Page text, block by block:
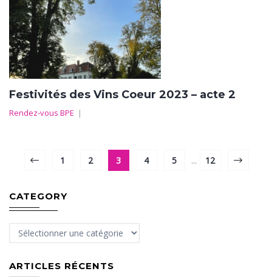
Festivités des Vins Coeur 2023 – acte 2
Rendez-vous BPE |
1 2 3 4 5 ... 12
CATEGORY
Category
ARTICLES RÉCENTS